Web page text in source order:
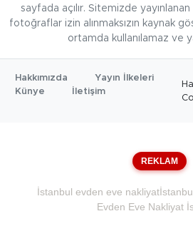
sayfada açılır. Sitemizde
fotoğraflar izin alınmaksızın kaynak
ortamda kullanılamaz ve
Hakkımızda
Yayın İlkeleri
Künye
İletişim
REKLAM
İstanbul evden eve nakliyat
Evden Eve Nakliyat